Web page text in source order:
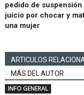
pedido de suspensión
juicio por chocar y
una mujer
ARTICULOS
MÁS DEL AUTOR
INFO GENERAL